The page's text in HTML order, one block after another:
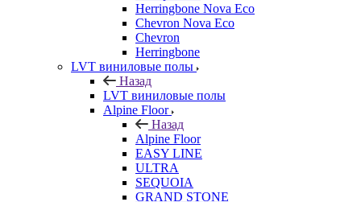
Herringbone Nova Eco
Chevron Nova Eco
Chevron
Herringbone
LVT виниловые полы
Назад
LVT виниловые полы
Alpine Floor
Назад
Alpine Floor
EASY LINE
ULTRA
SEQUOIA
GRAND STONE